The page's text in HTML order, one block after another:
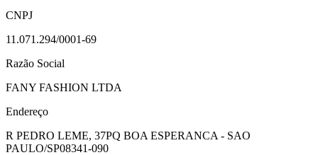
CNPJ
11.071.294/0001-69
Razão Social
FANY FASHION LTDA
Endereço
R PEDRO LEME, 37PQ BOA ESPERANCA - SAO
PAULO/SP08341-090